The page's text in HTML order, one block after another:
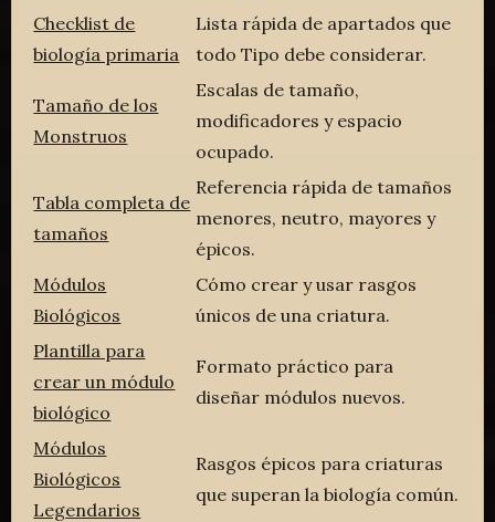
Checklist de
biología primaria
Lista rápida de apartados que
todo Tipo debe considerar.
Tamaño de los
Monstruos
Escalas de tamaño,
modificadores y espacio
ocupado.
Tabla completa de
tamaños
Referencia rápida de tamaños
menores, neutro, mayores y
épicos.
Módulos
Biológicos
Cómo crear y usar rasgos
únicos de una criatura.
Plantilla para
crear un módulo
biológico
Formato práctico para
diseñar módulos nuevos.
Módulos
Biológicos
Legendarios
Rasgos épicos para criaturas
que superan la biología común.